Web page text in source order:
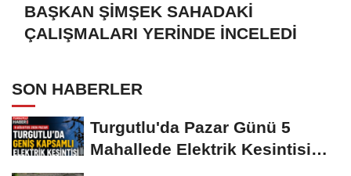
BAŞKAN ŞİMŞEK SAHADAKİ
ÇALIŞMALARI YERİNDE İNCELEDİ
SON HABERLER
Turgutlu'da Pazar Günü 5
Mahallede Elektrik Kesintisi